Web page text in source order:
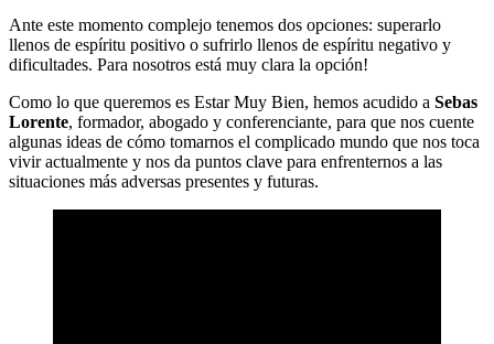
Ante este momento complejo tenemos dos opciones: superarlo
llenos de espíritu positivo o sufrirlo llenos de espíritu negativo y
dificultades. Para nosotros está muy clara la opción!
Como lo que queremos es Estar Muy Bien, hemos acudido a Sebas
Lorente, formador, abogado y conferenciante, para que nos cuente
algunas ideas de cómo tomarnos el complicado mundo que nos toca
vivir actualmente y nos da puntos clave para enfrenternos a las
situaciones más adversas presentes y futuras.